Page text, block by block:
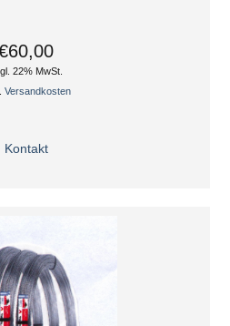
22% MwSt.
Versandkosten
Kontakt